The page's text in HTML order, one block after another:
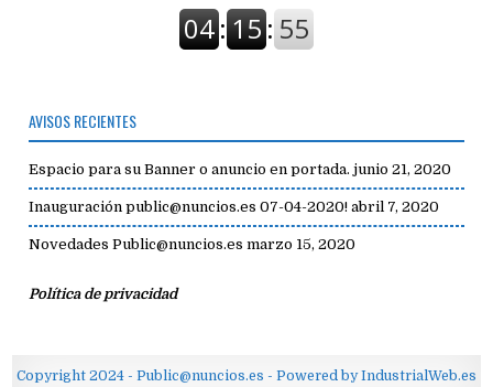
AVISOS RECIENTES
Espacio para su Banner o anuncio en portada. junio 21, 2020
Inauguración public@nuncios.es 07-04-2020! abril 7, 2020
Novedades Public@nuncios.es marzo 15, 2020
Política de privacidad
Copyright 2024 - Public@nuncios.es - Powered by IndustrialWeb.es